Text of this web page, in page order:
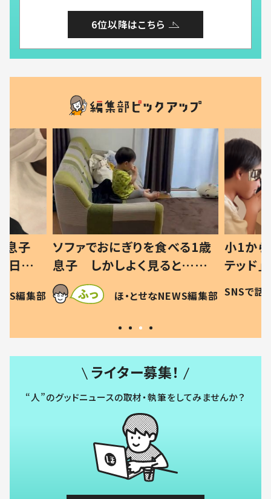
6位以降はこちら
息子
記に
編集部
ソファでおにぎりを食べる1歳
息子 しかしよく見ると…母
「！？」すべてを察した母の投稿
に「可愛いから許す！」「現行
ほ・とせなNEWS編集部
小1から
テッド
食”を
和の親
SNSで話
ライター募集！
“人”のグッドニュースの取材・執筆をしてみませんか？